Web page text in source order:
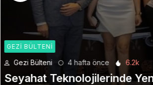
GEZI BÜLTENI
Gezi Bülteni 1 ay önce 8.95k